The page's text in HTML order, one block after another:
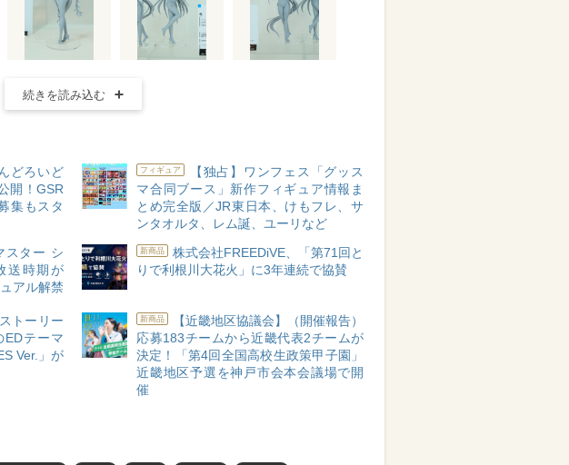
続きを読み込む
どろいど
開！GSR
集もスタ
フィギュア
【独占】ワンフェス「グッス
マ合同ブース」新作フィギュア情報ま
とめ完全版／JR東日本、けもフレ、サ
ンタオルタ、レム誕、ユーリなど
スター シ
送時期が
アル解禁
新商品
株式会社FREEDiVE、「第71回と
りで利根川大花火」に3年連続で協賛
トーリー
EDテーマ
Ver.」が
新商品
【近畿地区協議会】（開催報告）
応募183チームから近畿代表2チームが
決定！「第4回全国高校生政策甲子園」
近畿地区予選を神戸市会本会議場で開
催